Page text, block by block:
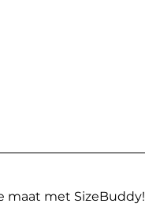
maat met SizeBuddy!